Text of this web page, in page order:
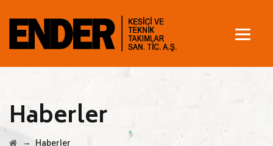
Haberler
→ Haberler